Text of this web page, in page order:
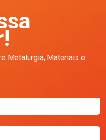
Metalurgia, Materiais e